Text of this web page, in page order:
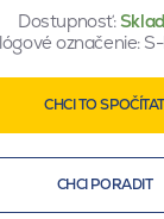
Dostupnosť:
označenie:
CHCI TO SPOČÍTAT
CHCI PORADIT